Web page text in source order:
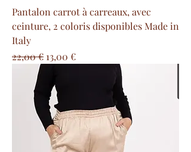
Pantalon carrot à carreaux, avec
ceinture, 2 coloris disponibles Made in
Italy
Precio
22,00 € Precio de oferta
13,00 €